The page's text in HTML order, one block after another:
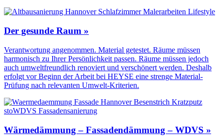
Der gesunde Raum »
Verantwortung angenommen. Material getestet. Räume müssen
harmonisch zu Ihrer Persönlichkeit passen. Räume müssen jedoch
auch umweltfreundlich renoviert und verschönert werden. Deshalb
erfolgt vor Beginn der Arbeit bei HEYSE eine strenge Material-
Prüfung nach relevanten Umwelt-Kriterien.
Wärmedämmung – Fassadendämmung – WDVS »